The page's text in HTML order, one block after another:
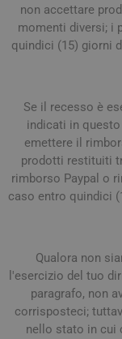
non accettare
momenti diversi; i
quindici (15) giorni
Se il recesso è
indicati in questo
emettere il
prodotti restituiti
rimborso Paypal o
caso entro quindici
Qualora non
l'esercizio del tuo
paragrafo, non
corrisposteci;
nello stato in cui